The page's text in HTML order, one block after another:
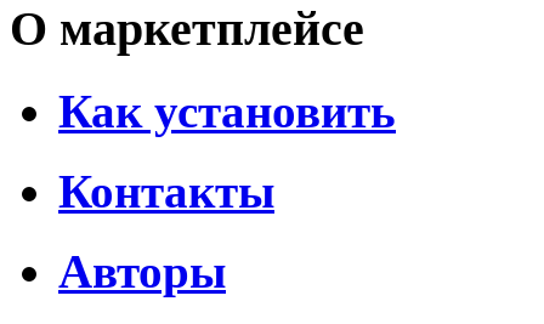
О маркетплейсе
Как установить
Контакты
Авторы